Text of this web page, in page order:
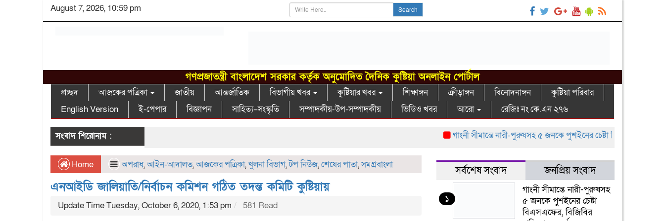
August 7, 2026, 10:59 pm Search
গণপ্রজাতন্ত্রী বাংলাদেশ সরকার কর্তৃক অনুমোদিত দৈনিক কুষ্টিয়া অনলাইন পোর্টাল
প্রচ্ছদ আজকের পত্রিকা জাতীয় আন্তর্জাতিক বিভাগীয় খবর কুষ্টিয়ার খবর শিক্ষাঙ্গন ক্রীড়াঙ্গন বিনোদনাঙ্গন
কুষ্টিয়া পরিবার
English Version
ই-পেপার বিজ্ঞাপন সাহিত্য–সংস্কৃতি সম্পাদকীয়-উপ-সম্পাদকীয় ভিডিও খবর আরো রেজিঃ নং কে.এন ২৭৬
সংবাদ শিরোনাম : গাংনী সীমান্তে নারী-পুরুষসহ ৫ জনকে পুশইনের চেষ্টা বিএসএফের, বিজিবির
Home অপরাধ,আইন-আদালত,আজকের পত্রিকা,খুলনা বিভাগ,টপ নিউজ,শেষের পাতা,সমগ্রবাংলা
এনআইডি জালিয়াতি/নির্বাচন কমিশন গঠিত তদন্ত কমিটি কুষ্টিয়ায়
Update Time Tuesday, October 6, 2020, 1:53 pm 581 Read
সর্বশেষ সংবাদ জনপ্রিয় সংবাদ
১
গাংনী সীমান্তে নারী-পুরুষসহ
৫ জনকে পুশইনের চেষ্টা
বিএসএফের, বিজিবির